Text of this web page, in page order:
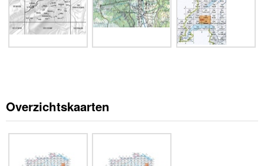
Overzichtskaarten